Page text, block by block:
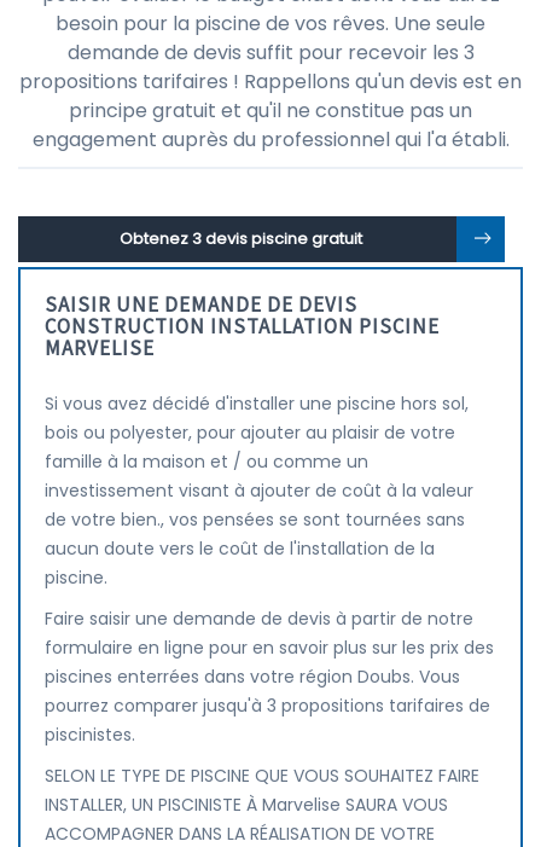
besoin pour la piscine de vos rêves. Une seule
demande de devis suffit pour recevoir les 3
propositions tarifaires ! Rappellons qu'un devis est en
principe gratuit et qu'il ne constitue pas un
engagement auprès du professionnel qui l'a établi.
Obtenez 3 devis piscine gratuit
SAISIR UNE DEMANDE DE DEVIS
CONSTRUCTION INSTALLATION PISCINE
MARVELISE
Si vous avez décidé d'installer une piscine hors sol,
bois ou polyester, pour ajouter au plaisir de votre
famille à la maison et / ou comme un
investissement visant à ajouter de coût à la valeur
de votre bien., vos pensées se sont tournées sans
aucun doute vers le coût de l'installation de la
piscine.
Faire saisir une demande de devis à partir de notre
formulaire en ligne pour en savoir plus sur les prix des
piscines enterrées dans votre région Doubs. Vous
pourrez comparer jusqu'à 3 propositions tarifaires de
piscinistes.
SELON LE TYPE DE PISCINE QUE VOUS SOUHAITEZ FAIRE
INSTALLER, UN PISCINISTE À Marvelise SAURA VOUS
ACCOMPAGNER DANS LA RÉALISATION DE VOTRE